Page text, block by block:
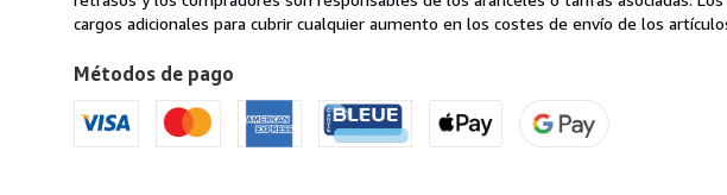
Italia
Estados
Unidos
de
America
cargos adicionales para cubrir cualquier aumento en los costes de envío de los
Métodos de pago